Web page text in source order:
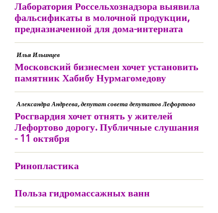
Лаборатория Россельхознадзора выявила
фальсификаты в молочной продукции,
предназначенной для дома-интерната
Илья Ильинцев
Московский бизнесмен хочет установить
памятник Хабибу Нурмагомедову
Александра Андреева, депутат совета депутатов Лефортово
Росгвардия хочет отнять у жителей
Лефортово дорогу. Публичные слушания
- 11 октября
Ринопластика
Польза гидромассажных ванн